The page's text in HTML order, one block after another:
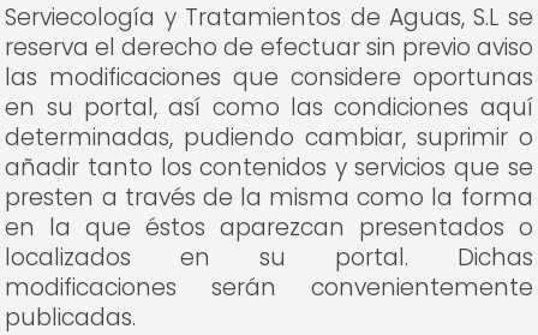
Serviecología y Tratamientos de Aguas, S.L se
reserva el derecho de efectuar sin previo aviso
las modificaciones que considere oportunas
en su portal, así como las condiciones aquí
determinadas, pudiendo cambiar, suprimir o
añadir tanto los contenidos y servicios que se
presten a través de la misma como la forma
en la que éstos aparezcan presentados o
localizados en su portal. Dichas
modificaciones serán convenientemente
publicadas.